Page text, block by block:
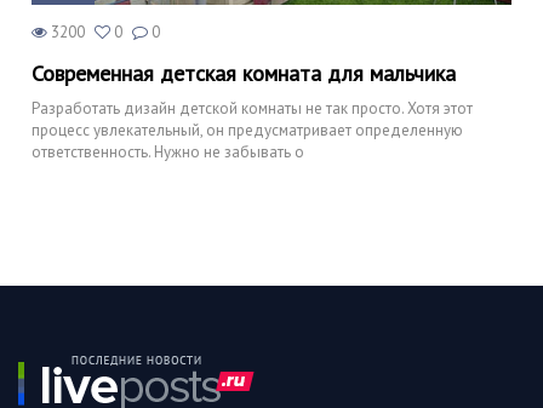
3200 0 0
Современная детская комната для мальчика
Разработать дизайн детской комнаты не так просто. Хотя этот
процесс увлекательный, он предусматривает определенную
ответственность. Нужно не забывать о